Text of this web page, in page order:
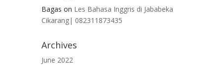
Bagas on Les Bahasa Inggris di Jababeka
Cikarang| 082311873435
Archives
June 2022